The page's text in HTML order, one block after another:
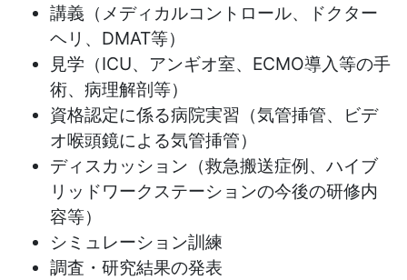
講義（メディカルコントロール、ドクター
ヘリ、DMAT等）
見学（ICU、アンギオ室、ECMO導入等の手
術、病理解剖等）
資格認定に係る病院実習（気管挿管、ビデ
オ喉頭鏡による気管挿管）
ディスカッション（救急搬送症例、ハイブ
リッドワークステーションの今後の研修内
容等）
シミュレーション訓練
調査・研究結果の発表